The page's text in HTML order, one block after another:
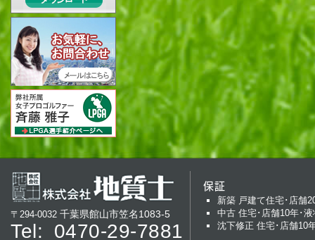
〒294-0032 千葉県館山市笠名1083-5
Tel: 0470-29-7881
保証
新築 戸建て住宅･店舗
中古 住宅･店舗10年･液
沈下修正 住宅･店舗10